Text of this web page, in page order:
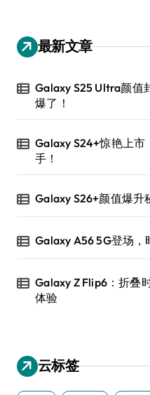
最新文章
Galaxy S25 Ultra颜值
爆了！
Galaxy S24+惊艳上市
手！
Galaxy S26+颜值爆升
Galaxy A56 5G登场，
Galaxy Z Flip6：折叠
体验
云标签